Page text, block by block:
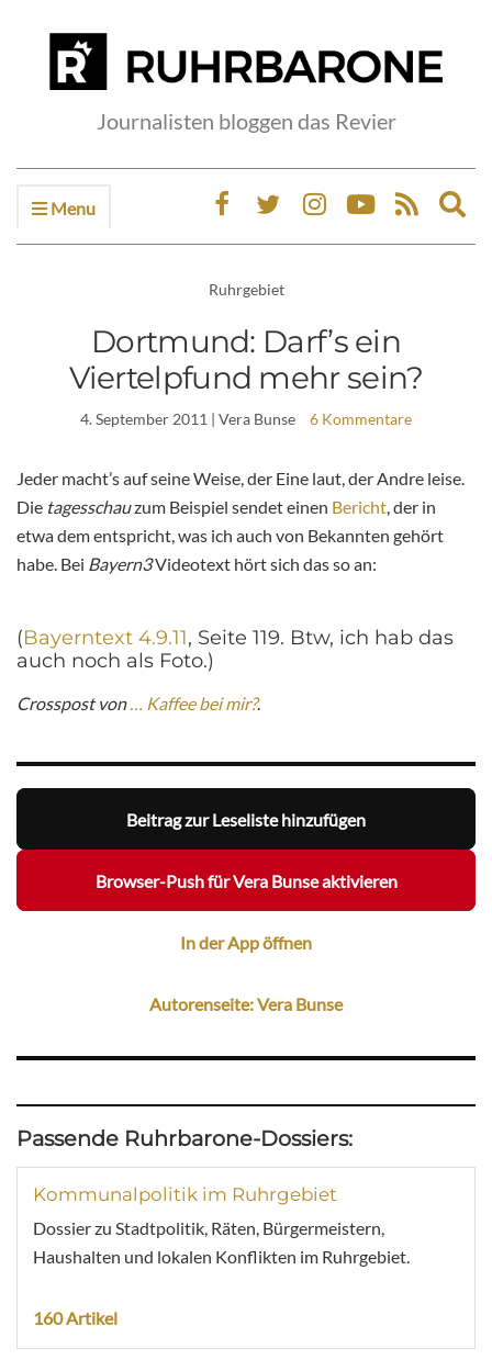
Journalisten bloggen das Revier
Menu
Ruhrgebiet
Dortmund: Darf’s ein
Viertelpfund mehr sein?
4. September 2011 | Vera Bunse 6 Kommentare
Jeder macht’s auf seine Weise, der Eine laut, der Andre leise.
Die tagesschauzum Beispiel sendet einen Bericht, der in
etwa dem entspricht, was ich auch von Bekannten gehört
habe. Bei Bayern3Videotext hört sich das so an:
(Bayerntext 4.9.11, Seite 119. Btw, ich hab das
auch noch als Foto.)
Crosspost von… Kaffee bei mir?.
Beitrag zur Leseliste hinzufügen
Browser-Push für Vera Bunse aktivieren
In der App öffnen
Autorenseite: Vera Bunse
Passende Ruhrbarone-Dossiers:
Kommunalpolitik im Ruhrgebiet
Dossier zu Stadtpolitik, Räten, Bürgermeistern,
Haushalten und lokalen Konflikten im Ruhrgebiet.
160 Artikel